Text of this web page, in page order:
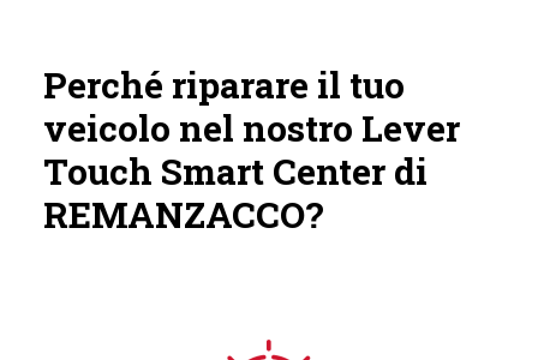
Perché riparare il tuo
veicolo nel nostro Lever
Touch Smart Center di
REMANZACCO?